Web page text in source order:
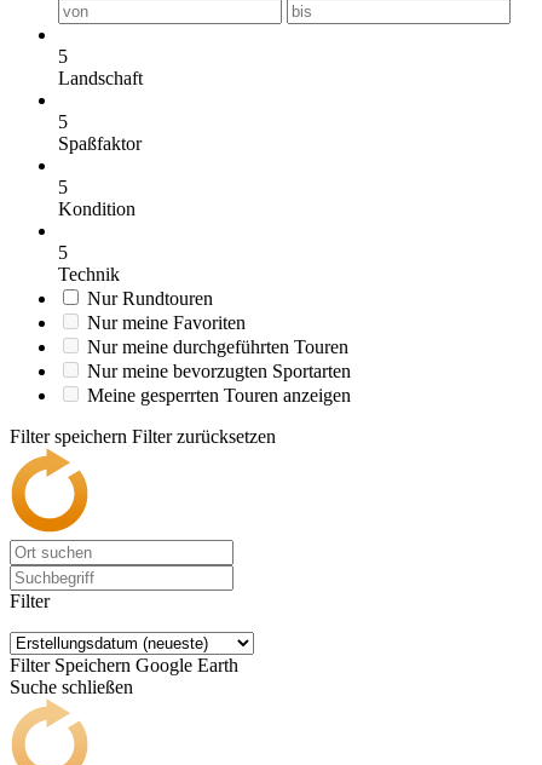
5
Landschaft
5
Spaßfaktor
5
Kondition
5
Technik
Nur Rundtouren
Nur meine Favoriten
Nur meine durchgeführten Touren
Nur meine bevorzugten Sportarten
Meine gesperrten Touren anzeigen
Filter speichern Filter zurücksetzen
Filter
Filter Speichern Google Earth
Suche schließen